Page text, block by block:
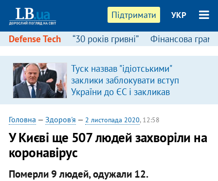
Підтримати УКР
Defense Tech “30 років гривні” Фінансова
Туск назвав "ідіотськими"
заклики заблокувати вступ
України до ЄС і закликав
припинити антиукраїнську
риторику
Головна — Здоров'я — 2 листопада 2020, 12:58
У Києві ще 507 людей захворіли на
коронавірус
Померли 9 людей, одужали 12.